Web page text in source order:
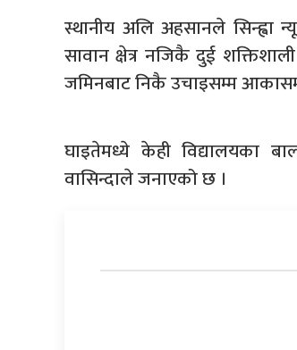
स्थानीय अलि अहसानले सिन्ह्वा
सावान क्षेत्र नजिकै दुई
जमिनबाट निकै उचाइसम्म
घाइतेमध्ये केही विद्यालयका
वासिन्दाले जनाएको छ ।